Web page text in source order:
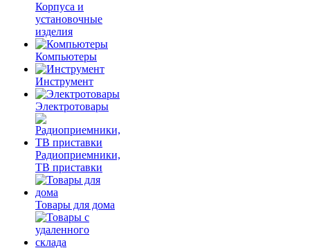
Корпуса и
установочные
изделия
Компьютеры
Инструмент
Электротовары
Радиоприемники,
ТВ приставки
Товары для дома